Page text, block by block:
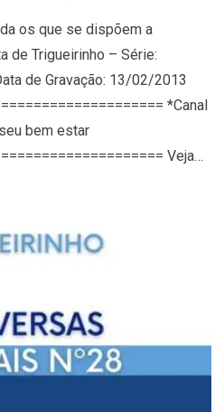
os que se dispõem a
de Trigueirinho – Série:
de Gravação: 13/02/2013
*Canal
bem estar
Veja…